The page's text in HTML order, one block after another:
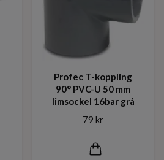
Profec T-koppling
90° PVC-U 50 mm
limsockel 16bar grå
79 kr